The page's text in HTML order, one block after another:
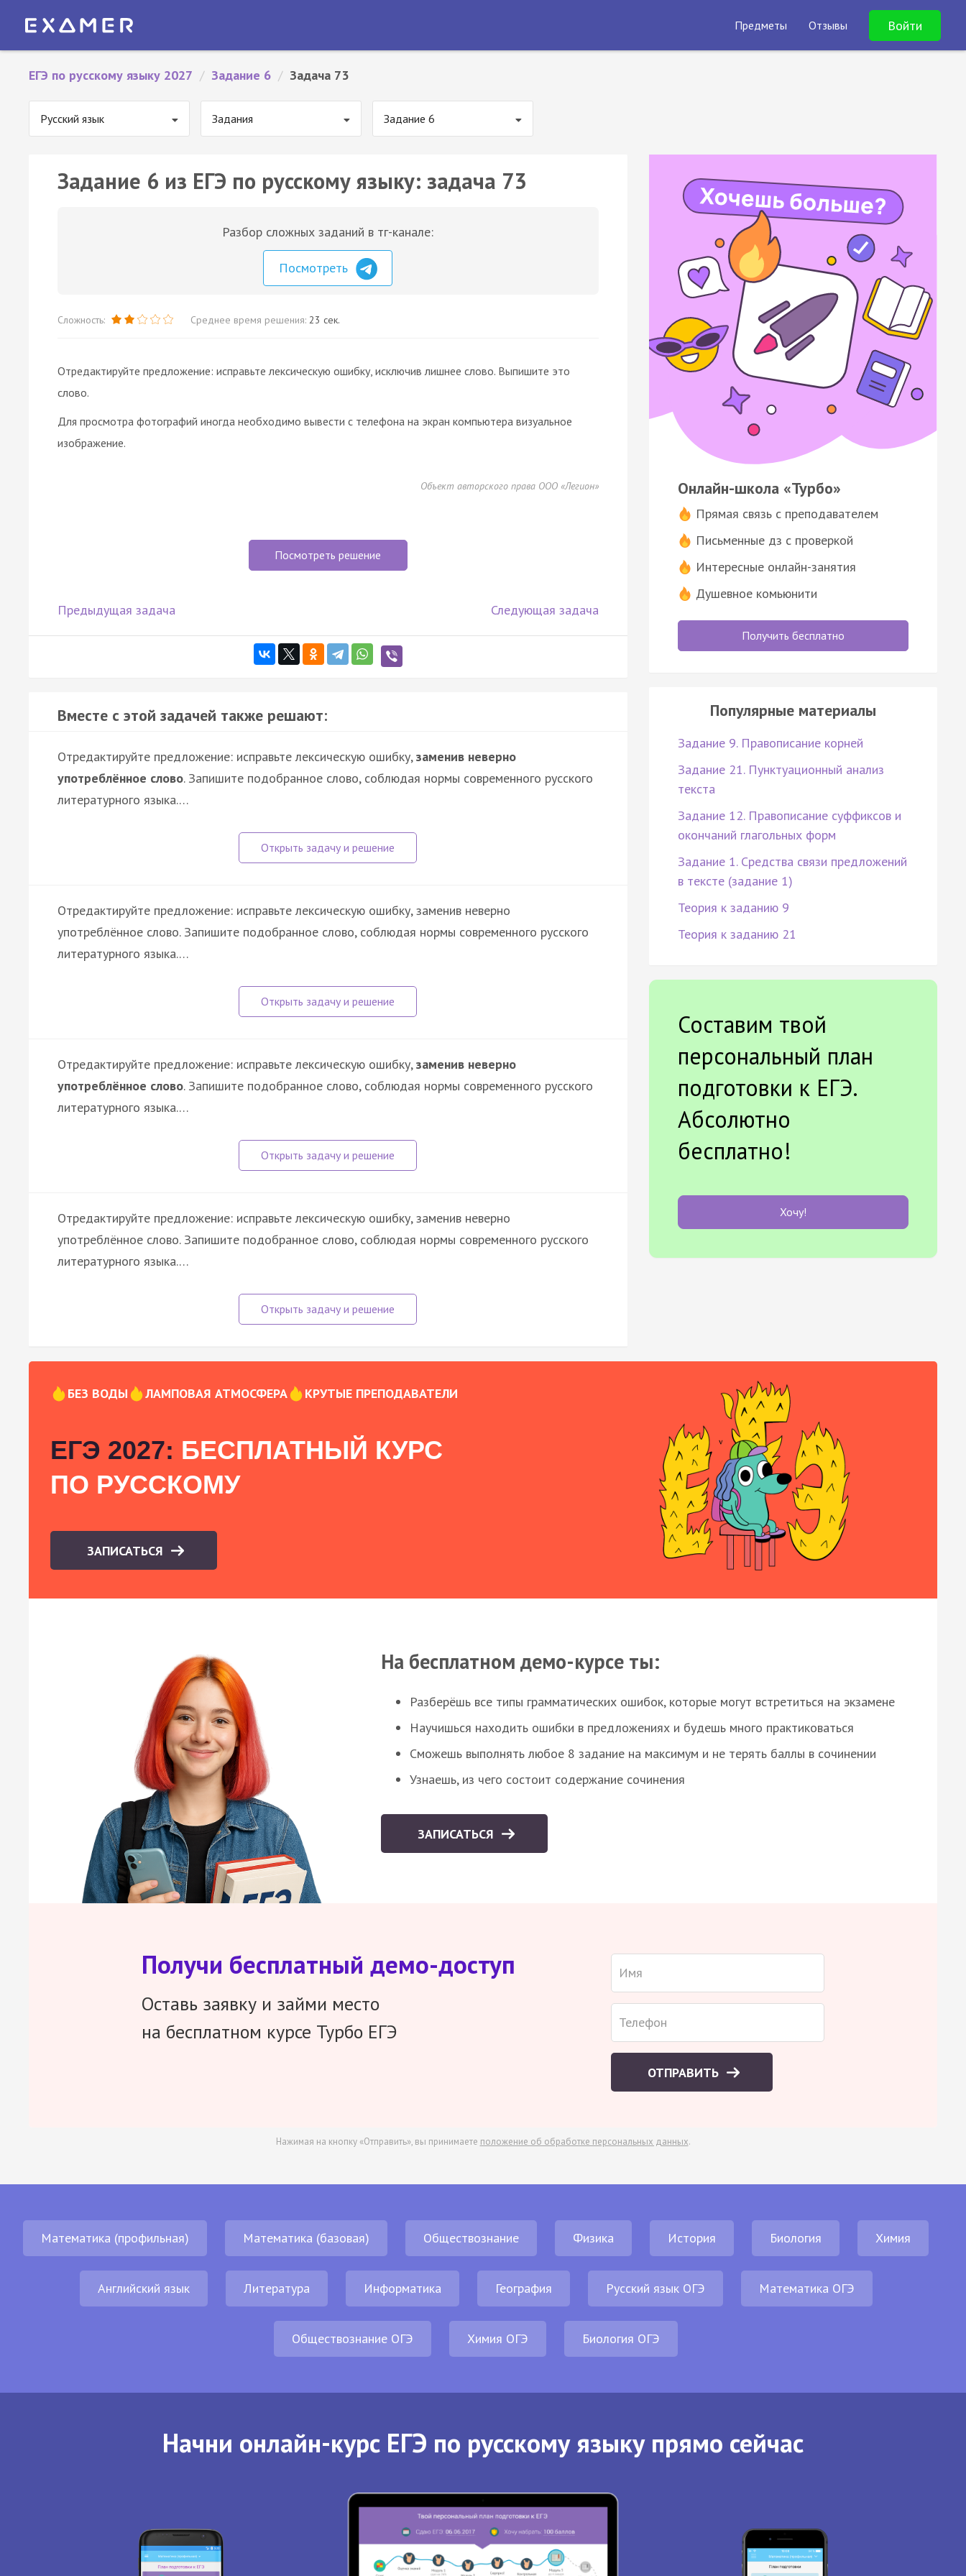
Предметы Отзывы Войти
ЕГЭ по русскому языку 2027 / Задание 6 / Задача 73
Русский язык Задания Задание 6
Задание 6 из ЕГЭ по русскому языку: задача 73
Разбор сложных заданий в тг-канале:
Посмотреть
Сложность: Среднее время решения: 23 сек.
Отредактируйте предложение: исправьте лексическую ошибку, исключив лишнее слово. Выпишите это
слово.
Для просмотра фотографий иногда необходимо вывести с телефона на экран компьютера визуальное
изображение.
Объект авторского права ООО «Легион»
Посмотреть решение
Предыдущая задача Следующая задача
Вместе с этой задачей также решают:
Отредактируйте предложение: исправьте лексическую ошибку,заменив неверно
употреблённое слово. Запишите подобранное слово, соблюдая нормы современного русского
литературного языка.…
Отредактируйте предложение: исправьте лексическую ошибку, заменив неверно
употреблённое слово. Запишите подобранное слово, соблюдая нормы современного русского
литературного языка.…
Отредактируйте предложение: исправьте лексическую ошибку,заменив неверно
употреблённое слово. Запишите подобранное слово, соблюдая нормы современного русского
литературного языка.…
Отредактируйте предложение: исправьте лексическую ошибку, заменив неверно
употреблённое слово. Запишите подобранное слово, соблюдая нормы современного русского
литературного языка.…
Онлайн-школа «Турбо»
Прямая связь с преподавателем
Письменные дз с проверкой
Интересные онлайн-занятия
Душевное комьюнити
Получить бесплатно
Популярные материалы
Задание 9. Правописание корней
Задание 21. Пунктуационный анализ
текста
Задание 12. Правописание суффиксов и
окончаний глагольных форм
Задание 1. Средства связи предложений
в тексте (задание 1)
Теория к заданию 9
Теория к заданию 21
Составим твой
персональный план
подготовки к ЕГЭ.
Абсолютно
бесплатно!
Хочу!
БЕЗ ВОДЫ ЛАМПОВАЯ АТМОСФЕРА КРУТЫЕ ПРЕПОДАВАТЕЛИ
ЕГЭ 2027: БЕСПЛАТНЫЙ КУРС
ПО РУССКОМУ
ЗАПИСАТЬСЯ
На бесплатном демо-курсе ты:
Разберёшь все типы грамматических ошибок, которые могут встретиться на экзамене
Научишься находить ошибки в предложениях и будешь много практиковаться
Сможешь выполнять любое 8 задание на максимум и не терять баллы в сочинении
Узнаешь, из чего состоит содержание сочинения
ЗАПИСАТЬСЯ
Получи бесплатный демо-доступ
Оставь заявку и займи место
на бесплатном курсе Турбо ЕГЭ
ОТПРАВИТЬ
Нажимая на кнопку «Отправить», вы принимаете положение об обработке персональных данных.
Математика (профильная) Математика (базовая) Обществознание Физика История Биология Химия
Английский язык Литература Информатика География Русский язык ОГЭ Математика ОГЭ
Обществознание ОГЭ Химия ОГЭ Биология ОГЭ
Начни онлайн-курс ЕГЭ по русскому языку прямо сейчас